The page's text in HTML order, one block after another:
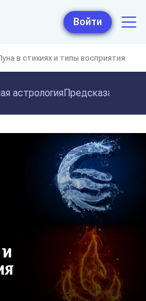
Войти
в стихиях и типы восприятия
астрология